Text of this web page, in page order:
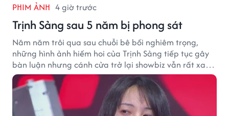
PHIM ẢNH 4 giờ trước
Trịnh Sảng sau 5 năm bị phong sát
Năm năm trôi qua sau chuỗi bê bối nghiêm trọng,
những hình ảnh hiếm hoi của Trịnh Sảng tiếp tục gây
bàn luận nhưng cánh cửa trở lại showbiz vẫn rất xa
vời.